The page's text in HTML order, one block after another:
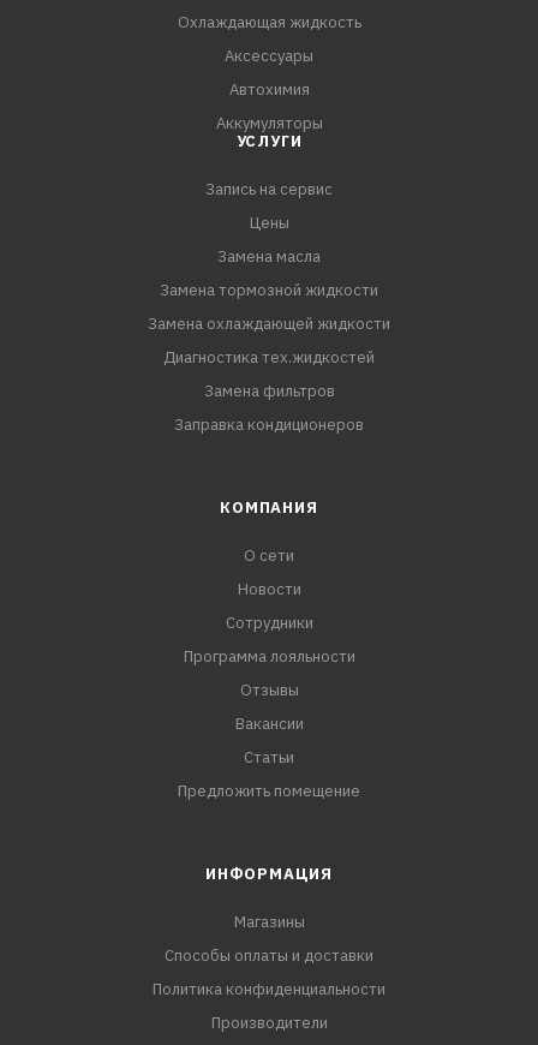
Охлаждающая жидкость
Аксессуары
Автохимия
Аккумуляторы
УСЛУГИ
Запись на сервис
Цены
Замена масла
Замена тормозной жидкости
Замена охлаждающей жидкости
Диагностика тех.жидкостей
Замена фильтров
Заправка кондиционеров
КОМПАНИЯ
О сети
Новости
Сотрудники
Программа лояльности
Отзывы
Вакансии
Статьи
Предложить помещение
ИНФОРМАЦИЯ
Магазины
Способы оплаты и доставки
Политика конфиденциальности
Производители